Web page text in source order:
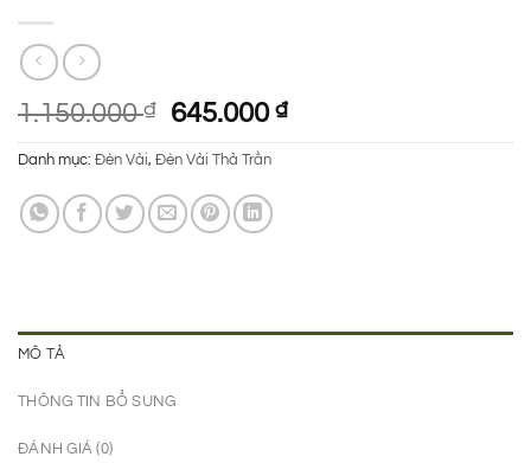
1.150.000₫
Giá
gốc
là:
1.150.000 ₫.
645.000₫Giá
hiện
Danh mục: Đèn Vải, Đèn Vải Thả Trần
MÔ TẢ
THÔNG TIN BỔ SUNG
ĐÁNH GIÁ (0)